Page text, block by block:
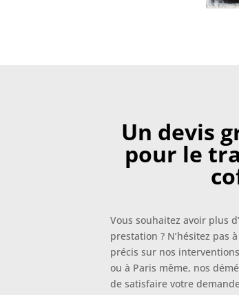
Un devis
pour le
Vous souhaitez avoir plus
prestation ? N’hésitez pas
précis sur nos
ou à Paris même, nos
de satisfaire votre